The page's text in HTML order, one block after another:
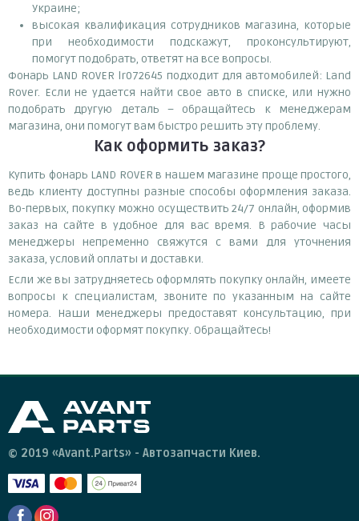
Украине;
высокая квалификация сотрудников магазина, которые
при необходимости подскажут, проконсультируют,
помогут подобрать, ответят на все вопросы.
Фонарь LAND ROVER lr072645 подходит для автомобилей: Land
Rover. Если не удается найти свое авто в списке, или нужно
подобрать другую деталь – обращайтесь к менеджерам
магазина, они помогут вам быстро решить эту проблему.
Как оформить заказ?
Купить фонарь LAND ROVER в нашем магазине проще простого,
ведь клиенту доступны разные способы оформления заказа.
Во-первых, покупку можно осуществить 24/7 онлайн, оформив
заказ на сайте в удобное для вас время. В рабочие часы
менеджеры непременно свяжутся с вами для уточнения
заказа, условий оплаты и доставки.
Если же вы затрудняетесь оформлять покупку онлайн, имеете
вопросы к специалистам, звоните по указанным на сайте
номера. Наши менеджеры предоставят консультацию, при
необходимости оформят покупку. Обращайтесь!
© 2019 «Avant.Parts» - Автозапчасти Киев.